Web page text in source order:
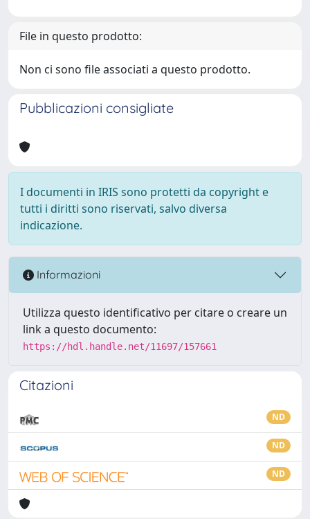
File in questo prodotto:
Non ci sono file associati a questo prodotto.
Pubblicazioni consigliate
I documenti in IRIS sono protetti da copyright e
tutti i diritti sono riservati, salvo diversa
indicazione.
Informazioni
Utilizza questo identificativo per citare o creare un
link a questo documento:
https://hdl.handle.net/11697/157661
Citazioni
ND
ND
ND